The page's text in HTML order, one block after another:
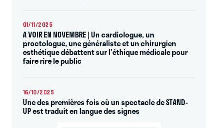
01/11/2025
A VOIR EN NOVEMBRE | Un cardiologue, un
proctologue, une généraliste et un chirurgien
esthétique débattent sur l'éthique médicale pour
faire rire le public
16/10/2025
Une des premières fois où un spectacle de STAND-
UP est traduit en langue des signes